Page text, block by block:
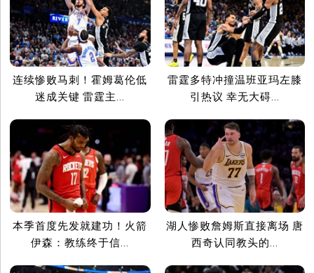
连续惨败马刺！霍姆葛伦低
迷成关键 雷霆主...
雷霆多特冲撞温班亚玛左膝
引热议 幸无大碍...
本季首度先发就建功！火箭
伊森：教练终于信...
湖人惨败詹姆斯直接离场 唐
西奇认同教头的...